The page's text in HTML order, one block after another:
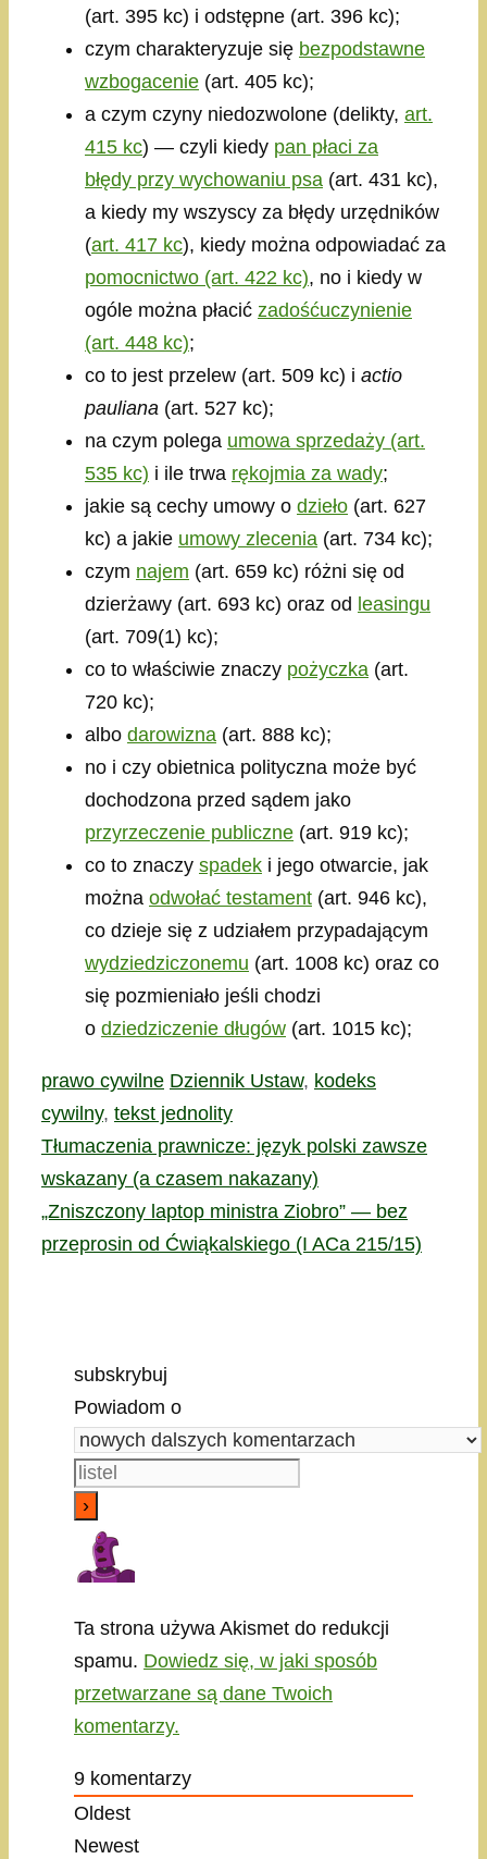
(art. 395 kc) i odstępne (art. 396 kc);
czym charakteryzuje się bezpodstawne
wzbogacenie (art. 405 kc);
a czym czyny niedozwolone (delikty, art.
415 kc) — czyli kiedy pan płaci za
błędy przy wychowaniu psa (art. 431 kc),
a kiedy my wszyscy za błędy urzędników
(art. 417 kc), kiedy można odpowiadać za
pomocnictwo (art. 422 kc), no i kiedy w
ogóle można płacić zadośćuczynienie
(art. 448 kc);
co to jest przelew (art. 509 kc) i actio
pauliana (art. 527 kc);
na czym polega umowa sprzedaży (art.
535 kc) i ile trwa rękojmia za wady;
jakie są cechy umowy o dzieło (art. 627
kc) a jakie umowy zlecenia (art. 734 kc);
czym najem (art. 659 kc) różni się od
dzierżawy (art. 693 kc) oraz od leasingu
(art. 709(1) kc);
co to właściwie znaczy pożyczka (art.
720 kc);
albo darowizna (art. 888 kc);
no i czy obietnica polityczna może być
dochodzona przed sądem jako
przyrzeczenie publiczne (art. 919 kc);
co to znaczy spadek i jego otwarcie, jak
można odwołać testament (art. 946 kc),
co dzieje się z udziałem przypadającym
wydziedziczonemu (art. 1008 kc) oraz co
się pozmieniało jeśli chodzi
o dziedziczenie długów (art. 1015 kc);
Kategorie
prawo cywilne Tagi
Dziennik Ustaw, kodeks
cywilny, tekst jednolity
Tłumaczenia prawnicze: język polski zawsze
wskazany (a czasem nakazany)
„Zniszczony laptop ministra Ziobro” — bez
przeprosin od Ćwiąkalskiego (I ACa 215/15)
subskrybuj
Powiadom o
Ta strona używa Akismet do redukcji
spamu. Dowiedz się, w jaki sposób
przetwarzane są dane Twoich
komentarzy.
9 komentarzy
Oldest
Newest